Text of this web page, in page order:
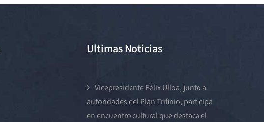
Ultimas Noticias
Vicepresidente Félix Ulloa, junto a
autoridades del Plan Trifinio, participa
en encuentro cultural que destaca el